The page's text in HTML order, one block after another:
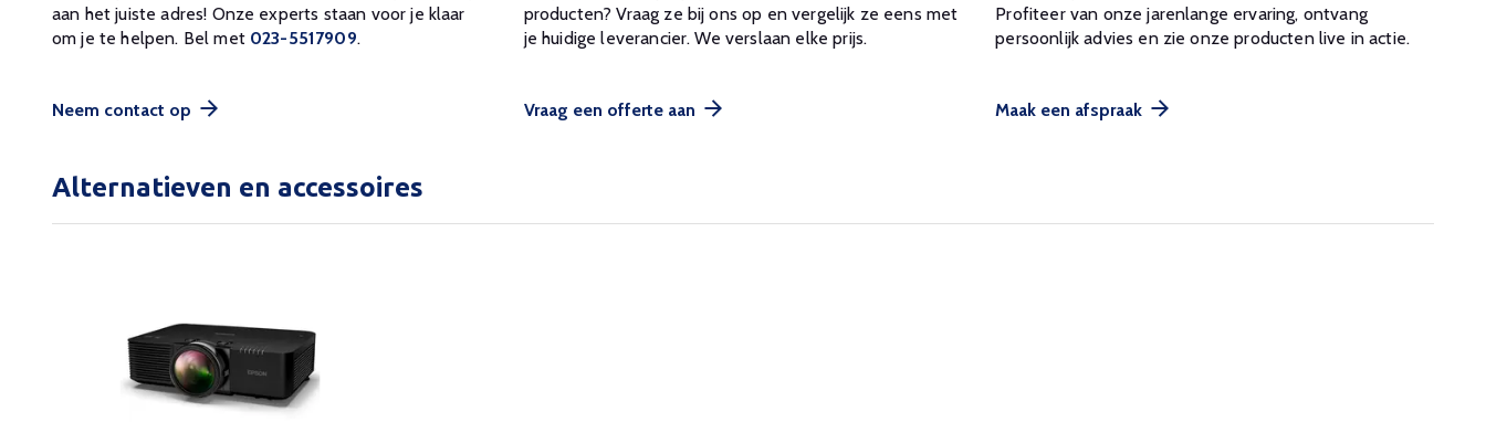
aan het juiste adres! Onze experts staan voor je klaar
om je te helpen. Bel met 023-5517909.
Neem contact op
producten? Vraag ze bij ons op en vergelijk ze eens met
je huidige leverancier. We verslaan elke prijs.
Vraag een offerte aan
Profiteer van onze jarenlange ervaring, ontvang
persoonlijk advies en zie onze producten live in actie.
Maak een afspraak
Alternatieven en accessoires